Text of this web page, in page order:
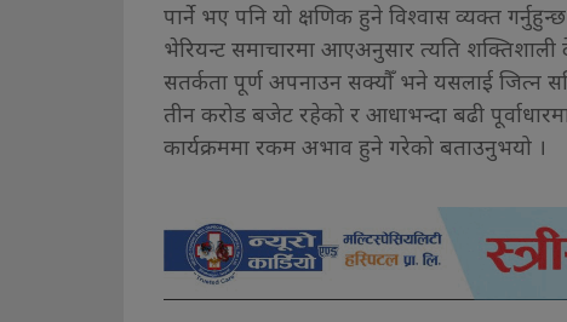
पार्ने भए पनि यो क्षणिक हुने विश्वास व्यक्त
भेरियन्ट समाचारमा आएअनुसार त्यति शक्तिशाली
सतर्कता पूर्ण अपनाउन सक्यौँ भने यसलाई जित्न
तीन करोड बजेट रहेको र आधाभन्दा बढी
कार्यक्रममा रकम अभाव हुने गरेको बताउनुभयो ।